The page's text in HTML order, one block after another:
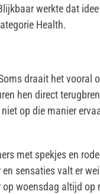
werkte dat
Health.
draait het vooral
hen direct
op die manier
met spekjes en
sensaties valt er
woensdag altijd